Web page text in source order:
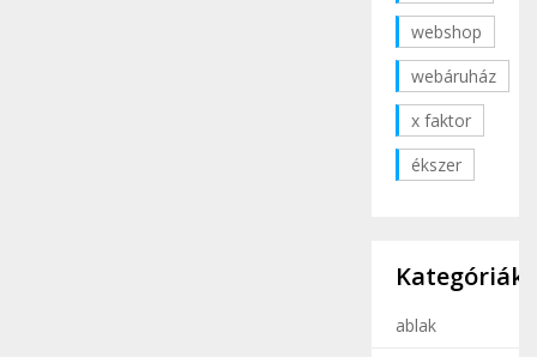
webshop
webáruház
x faktor
ékszer
Kategóriák
ablak